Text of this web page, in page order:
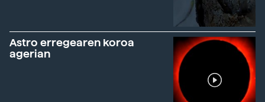
Astro erregearen koroa
agerian